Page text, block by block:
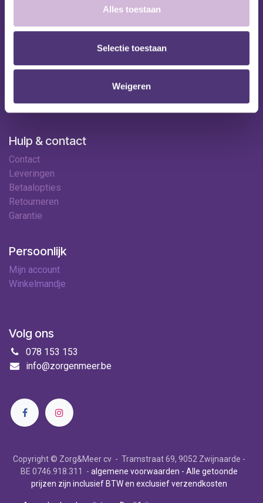
Alles toestaan
Selectie toestaan
Weigeren
Shop
Onze specialisten
Contact
Hulp & contact
Contact
Leveringen
Betaalopties
Retourneren
Garantie
Persoonlijk
Mijn account
Winkelmandje
Volg ons
078 153 153
info@zorgenmeer.be
Copyright © Zorg&Meer cv - Tramstraat 69, 9052 Zwijnaarde -
BE 0746.918.311 - algemene voorwaarden - Alle getoonde
prijzen zijn inclusief BTW en exclusief verzendkosten